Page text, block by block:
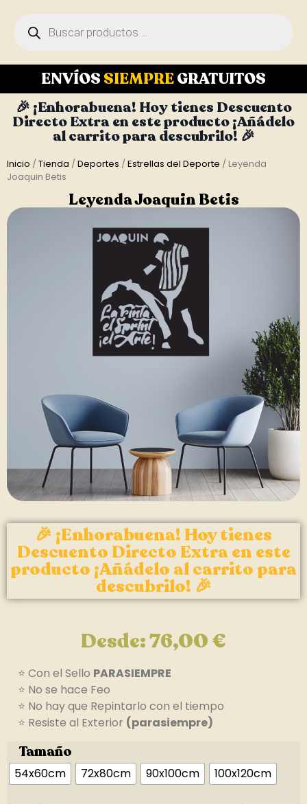
ENVÍOS SIEMPREGRATUITOS
🎉 ¡Enhorabuena! Hoy tienes Descuento
Directo Extra en este producto ¡Añádelo
al carrito para descubrilo! 🎉
Inicio /Tienda /Deportes /Estrellas del Deporte / Leyenda
Joaquin Betis
Leyenda Joaquin Betis
🎉 ¡Enhorabuena! Hoy tienes
Descuento Directo Extra en este
producto ¡Añádelo al carrito para
descubrilo! 🎉
Desde:76,00€
⭐ Con el Sello PARASIEMPRE
⭐ No se hace Feo
⭐ No hay que Repintarlo con el tiempo
⭐ Resiste al Exterior (parasiempre)
Tamaño
54x60cm 72x80cm 90x100cm 100x120cm